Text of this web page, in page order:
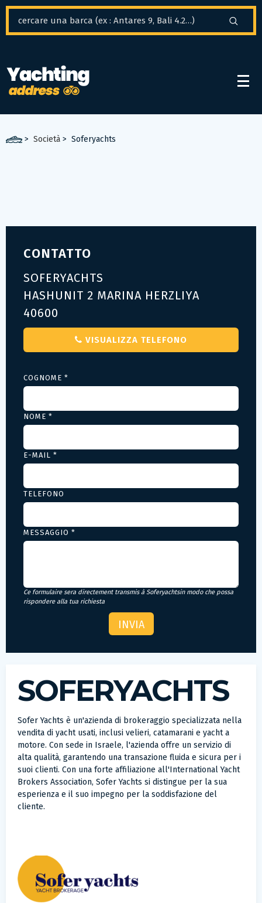
> Società > Soferyachts
SOFERYACHTS
Sofer Yachts è un'azienda di brokeraggio specializzata nella
vendita di yacht usati, inclusi velieri, catamarani e yacht a
motore. Con sede in Israele, l'azienda offre un servizio di
alta qualità, garantendo una transazione fluida e sicura per i
suoi clienti. Con una forte affiliazione all'International Yacht
Brokers Association, Sofer Yachts si distingue per la sua
esperienza e il suo impegno per la soddisfazione del
cliente.
CONTATTO
SOFERYACHTS
HASHUNIT 2 MARINA HERZLIYA
40600
VISUALIZZA TELEFONO
COGNOME *
NOME *
E-MAIL *
TELEFONO
MESSAGGIO *
Ce formulaire sera directement transmis à Soferyachtsin modo che possa
rispondere alla tua richiesta
Pannello di gestione dei cookies